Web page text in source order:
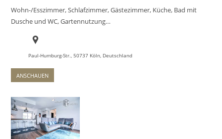
Wohn-/Esszimmer, Schlafzimmer, Gästezimmer, Küche, Bad mit
Dusche und WC, Gartennutzung…
Paul-Humburg-Str., 50737 Köln, Deutschland
ANSCHAUEN